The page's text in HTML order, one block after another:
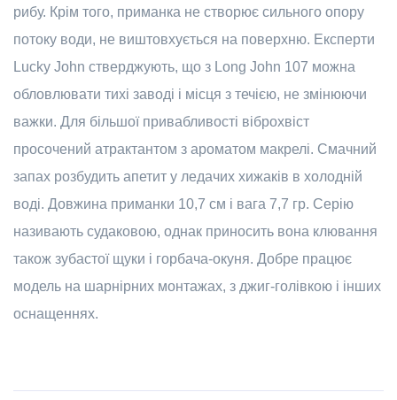
рибу. Крім того, приманка не створює сильного опору
потоку води, не виштовхується на поверхню. Експерти
Lucky John стверджують, що з Long John 107 можна
обловлювати тихі заводі і місця з течією, не змінюючи
важки. Для більшої привабливості віброхвіст
просочений атрактантом з ароматом макрелі. Смачний
запах розбудить апетит у ледачих хижаків в холодній
воді. Довжина приманки 10,7 см і вага 7,7 гр. Серію
називають судаковою, однак приносить вона клювання
також зубастої щуки і горбача-окуня. Добре працює
модель на шарнірних монтажах, з джиг-голівкою і інших
оснащеннях.